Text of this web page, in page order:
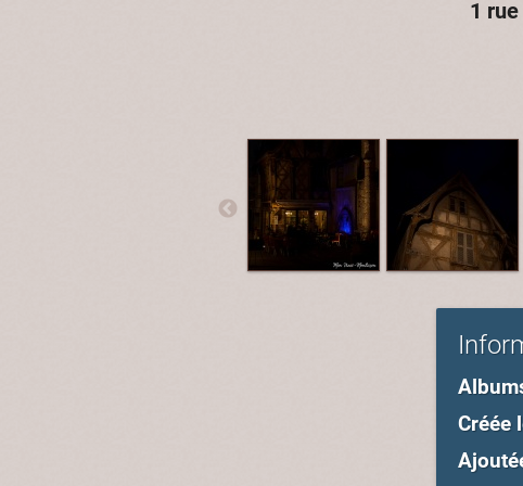
1
Créée